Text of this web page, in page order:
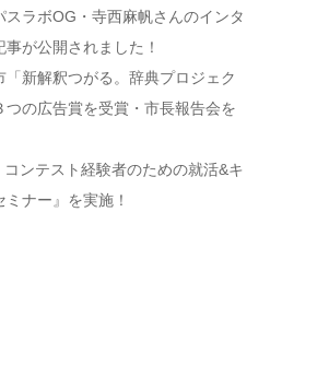
スラボOG・寺西麻帆さんのインタ
事が公開されました！
「新解釈つがる。辞典プロジェク
つの広告賞を受賞・市長報告会を
コンテスト経験者のための就活&キ
ミナー』を実施！